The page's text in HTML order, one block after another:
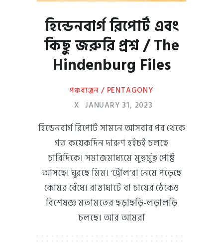
হিন্ডেনবার্গ রিপোর্ট এবং
কিছু জরুরি প্রশ্ন / The
Hindenburg Files
পঞ্চব্যঞ্জন / PENTAGONY
X JANUARY 31, 2023
হিন্ডেনবার্গ রিপোর্ট সামনে আসবার পর থেকে
গত কয়েকদিন দারুণ হইচই চলছে
চারিদিকে। সমাজমাধ্যমে মুহুর্মুহু পোষ্ট
আসছে। ঘুরছে মিম। ‘ট্রোল’রা নেমে পড়েছে
কোমর বেঁধে। রাস্তাঘাটে বা চায়ের ঠেকেও
বিশেষজ্ঞ মতামতের ছড়াছড়ি-লড়ালড়ি
চলছে। আর আমরা